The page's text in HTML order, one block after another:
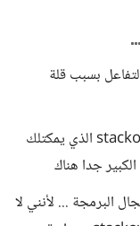
بسبب قلة
الشيئ الثاتي هو المنافسة من stackoverflow الذي يمكتلك
جدا هناك
البرمجة ... لأنني لا